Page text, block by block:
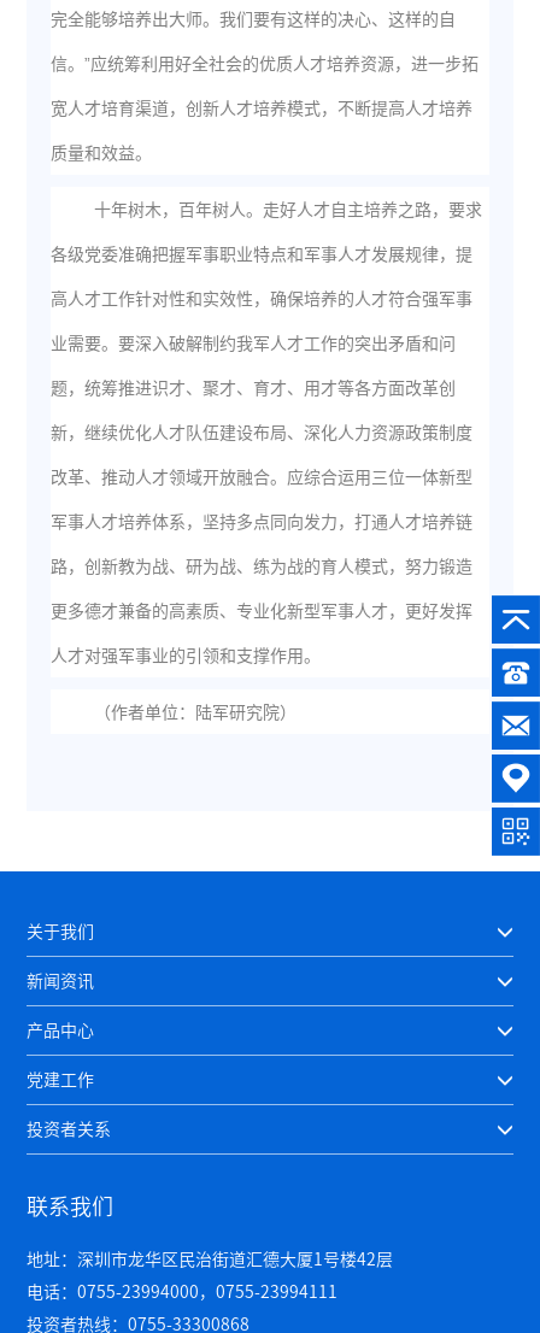
完全能够培养出大师。我们要有这样的决心、这样的自
信。”应统筹利用好全社会的优质人才培养资源，进一步拓
宽人才培育渠道，创新人才培养模式，不断提高人才培养
质量和效益。
十年树木，百年树人。走好人才自主培养之路，要求
各级党委准确把握军事职业特点和军事人才发展规律，提
高人才工作针对性和实效性，确保培养的人才符合强军事
业需要。要深入破解制约我军人才工作的突出矛盾和问
题，统筹推进识才、聚才、育才、用才等各方面改革创
新，继续优化人才队伍建设布局、深化人力资源政策制度
改革、推动人才领域开放融合。应综合运用三位一体新型
军事人才培养体系，坚持多点同向发力，打通人才培养链
路，创新教为战、研为战、练为战的育人模式，努力锻造
更多德才兼备的高素质、专业化新型军事人才，更好发挥
人才对强军事业的引领和支撑作用。
（作者单位：陆军研究院）
关于我们
新闻资讯
产品中心
党建工作
投资者关系
联系我们
地址：深圳市龙华区民治街道汇德大厦1号楼42层
电话：0755-23994000，0755-23994111
投资者热线：0755-33300868